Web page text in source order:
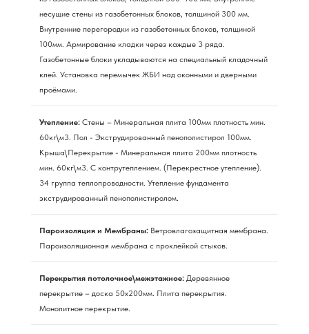
несущие стены из газобетонных блоков, толщиной 300 мм.
Внутренние перегородки из газобетонных блоков, толщиной
100мм. Армирование кладки через каждые 3 ряда.
Газобетонные блоки укладываются на специальный кладочный
клей. Установка перемычек ЖБИ над оконными и дверными
проёмами.
Утепление: Стены – Минеральная плита 100мм плотность мин.
60кг\м3. Пол - Экструдированный пенополистирол 100мм.
Крыша\Перекрытие - Минеральная плита 200мм плотность
мин. 60кг\м3. С контрутеплением. (Перекрестное утепление).
34 группа теплопроводности. Утепление фундамента
экструдированный пенополистиролом.
Пароизоляция и Мембраны: Ветровлагозащитная мембрана.
Пароизоляционная мембрана с проклейкой стыков.
Перекрытия потолочное\межэтажное: Деревянное
перекрытие – доска 50х200мм. Плита перекрытия.
Монолитное перекрытие.